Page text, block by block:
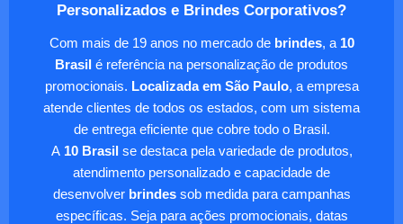
Personalizados e Brindes Corporativos?
Com mais de 19 anos no mercado de brindes, a 10
Brasil é referência na personalização de produtos
promocionais. Localizada em São Paulo, a empresa
atende clientes de todos os estados, com um sistema
de entrega eficiente que cobre todo o Brasil.
A10 Brasilse destaca pela variedade de produtos,
atendimento personalizado e capacidade de
desenvolver brindessob medida para campanhas
específicas. Seja para ações promocionais, datas